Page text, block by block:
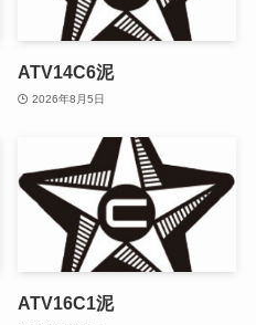
ATV14C6泥
2026年8月5日
ATV16C1泥